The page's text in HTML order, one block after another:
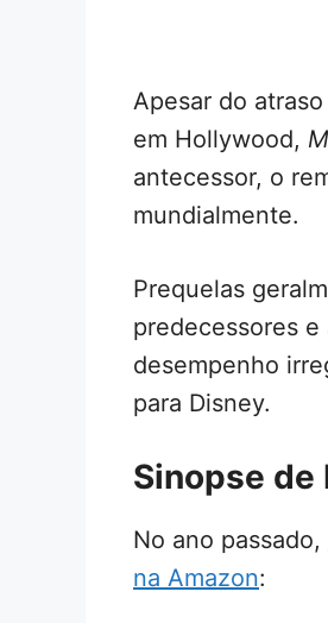
Apesar do
em Hollywood,
antecessor, o
mundialmente.
Prequelas
predecessores
desempenho
para Disney.
Sinopse de
No ano passado,
na Amazon: